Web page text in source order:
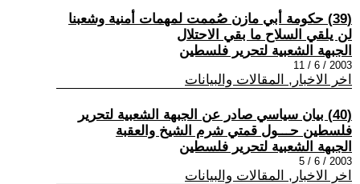
(39) حكومة أبي مازن صُممت لمهمات أمنية وشعبنا
لن يلقي السلاح ما بقي الاحتلال
الجبهة الشعبية لتحرير فلسطين
2003 / 6 / 11
اخر الاخبار, المقالات والبيانات
(40) بيان سياسي صادر عن الجبهة الشعبية لتحرير
فلسطين حـــول قمتي شرم الشيخ والعقبة
الجبهة الشعبية لتحرير فلسطين
2003 / 6 / 5
اخر الاخبار, المقالات والبيانات